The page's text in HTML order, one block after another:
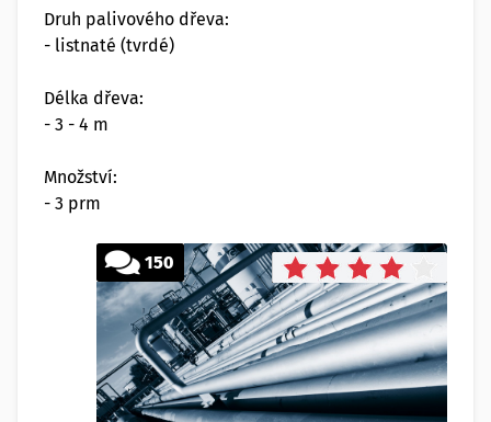
Druh palivového dřeva:
- listnaté (tvrdé)
Délka dřeva:
- 3 - 4 m
Množství:
- 3 prm
150